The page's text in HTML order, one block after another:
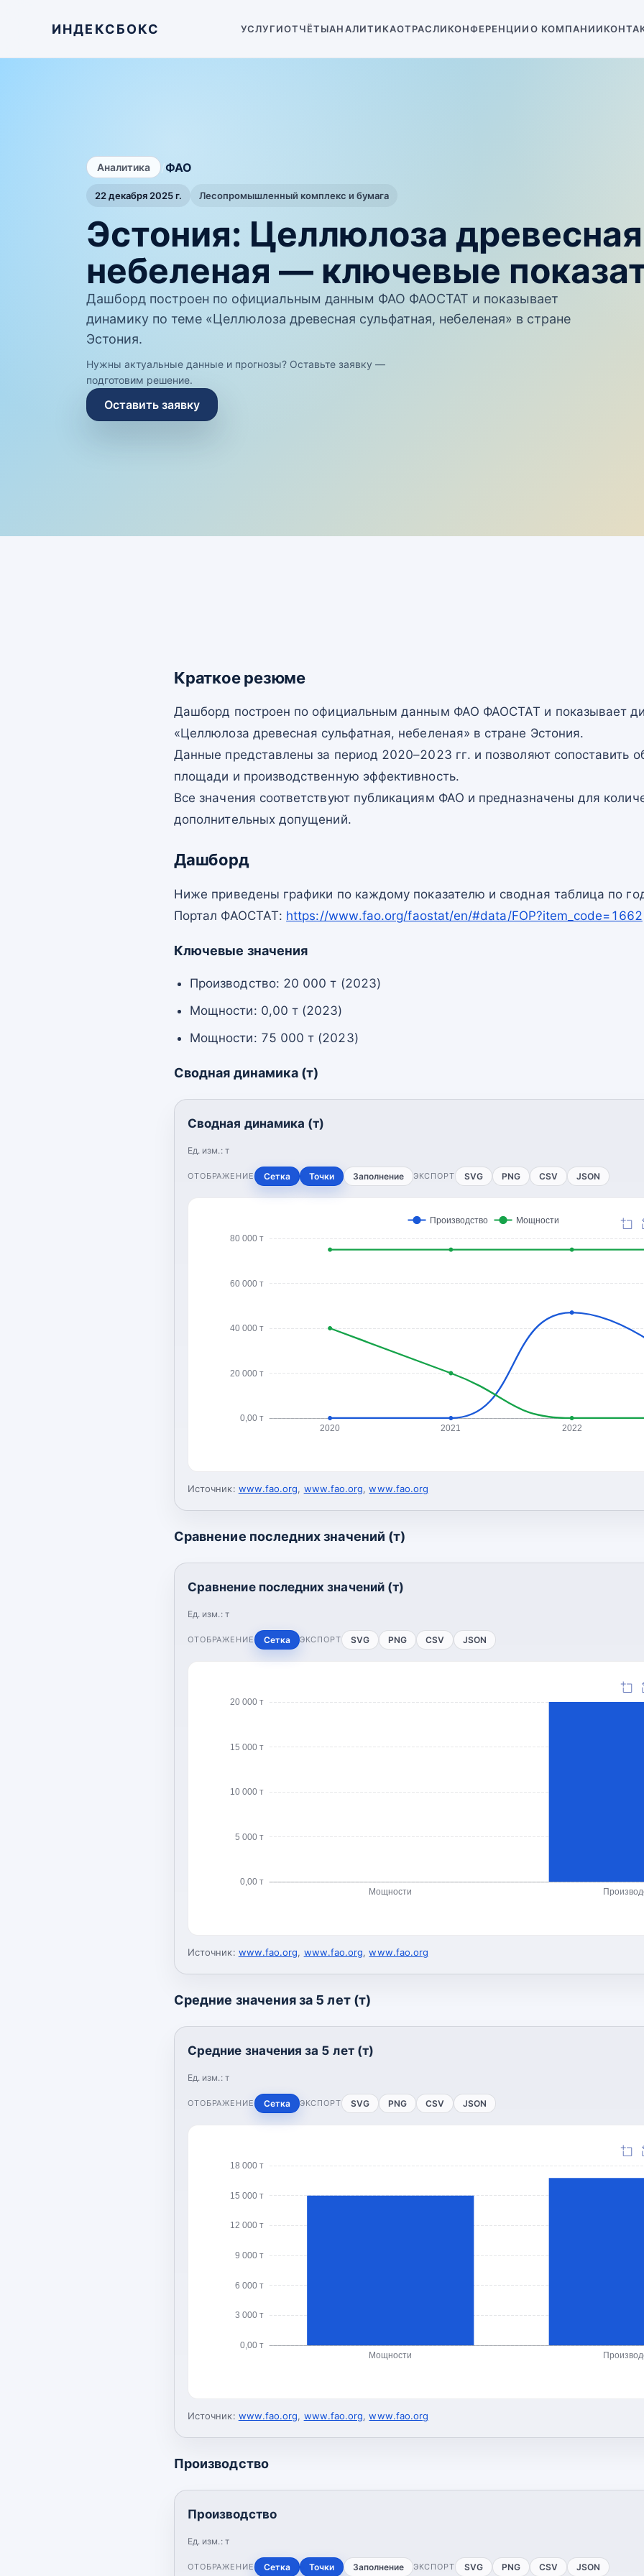
ИНДЕКСБОКС УСЛУГИОТЧЁТЫАНАЛИТИКАОТРАСЛИКОНФЕРЕНЦИИО КОМПАНИИ
Аналитика /ФАО
22 декабря 2025 г. Лесопромышленный комплекс и бумага
Эстония: Целлюлоза
небеленая — ключевые
Дашборд построен по официальным данным ФАО ФАОСТАТ и показывает
динамику по теме «Целлюлоза древесная сульфатная, небеленая» в стране
Эстония.
Нужны актуальные данные и прогнозы? Оставьте заявку —
подготовим решение.
Оставить заявку
Краткое резюме
Дашборд построен по официальным данным ФАО ФАОСТАТ и показывает
«Целлюлоза древесная сульфатная, небеленая» в стране Эстония.
Данные представлены за период 2020–2023 гг. и позволяют сопоставить
площади и производственную эффективность.
Все значения соответствуют публикациям ФАО и предназначены для
дополнительных допущений.
Дашборд
Ниже приведены графики по каждому показателю и сводная таблица по
Портал ФАОСТАТ: https://www.fao.org/faostat/en/#data/FOP?item_code=1662
Ключевые значения
Производство: 20 000 т (2023)
Мощности: 0,00 т (2023)
Мощности: 75 000 т (2023)
Сводная динамика (т)
Сводная динамика (т)
Ед. изм.: т
ОТОБРАЖЕНИЕ Сетка Точки Заполнение ЭКСПОРТ SVG PNG CSV JSON
0,00 т
20 000 т
40 000 т
60 000 т
80 000 т
2020 2021 2022
Производство Мощности
Источник: www.fao.org, www.fao.org,www.fao.org
Сравнение последних значений (т)
Сравнение последних значений (т)
Ед. изм.: т
ОТОБРАЖЕНИЕ Сетка ЭКСПОРТ SVG PNG CSV JSON
0,00 т
5 000 т
10 000 т
15 000 т
20 000 т
Мощности
Источник: www.fao.org, www.fao.org,www.fao.org
Средние значения за 5 лет (т)
Средние значения за 5 лет (т)
Ед. изм.: т
ОТОБРАЖЕНИЕ Сетка ЭКСПОРТ SVG PNG CSV JSON
0,00 т
3 000 т
6 000 т
9 000 т
12 000 т
15 000 т
18 000 т
Мощности
Источник: www.fao.org, www.fao.org,www.fao.org
Производство
Производство
Ед. изм.: т
ОТОБРАЖЕНИЕ Сетка Точки Заполнение ЭКСПОРТ SVG PNG CSV JSON